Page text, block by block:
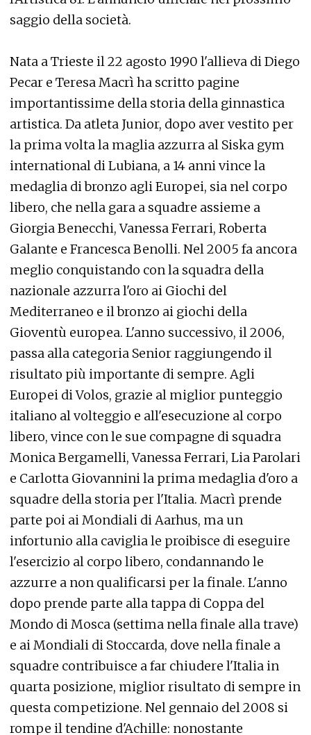
saggio della società.
Nata a Trieste il 22 agosto 1990 l'allieva di Diego
Pecar e Teresa Macrì ha scritto pagine
importantissime della storia della ginnastica
artistica. Da atleta Junior, dopo aver vestito per
la prima volta la maglia azzurra al Siska gym
international di Lubiana, a 14 anni vince la
medaglia di bronzo agli Europei, sia nel corpo
libero, che nella gara a squadre assieme a
Giorgia Benecchi, Vanessa Ferrari, Roberta
Galante e Francesca Benolli. Nel 2005 fa ancora
meglio conquistando con la squadra della
nazionale azzurra l'oro ai Giochi del
Mediterraneo e il bronzo ai giochi della
Gioventù europea. L'anno successivo, il 2006,
passa alla categoria Senior raggiungendo il
risultato più importante di sempre. Agli
Europei di Volos, grazie al miglior punteggio
italiano al volteggio e all'esecuzione al corpo
libero, vince con le sue compagne di squadra
Monica Bergamelli, Vanessa Ferrari, Lia Parolari
e Carlotta Giovannini la prima medaglia d'oro a
squadre della storia per l'Italia. Macrì prende
parte poi ai Mondiali di Aarhus, ma un
infortunio alla caviglia le proibisce di eseguire
l'esercizio al corpo libero, condannando le
azzurre a non qualificarsi per la finale. L'anno
dopo prende parte alla tappa di Coppa del
Mondo di Mosca (settima nella finale alla trave)
e ai Mondiali di Stoccarda, dove nella finale a
squadre contribuisce a far chiudere l'Italia in
quarta posizione, miglior risultato di sempre in
questa competizione. Nel gennaio del 2008 si
rompe il tendine d'Achille: nonostante